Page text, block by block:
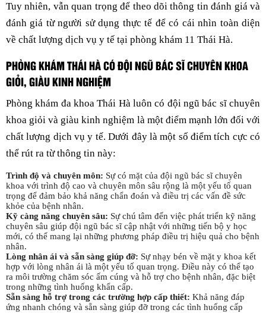
Tuy nhiên, vẫn quan trọng để theo dõi thông tin đánh giá và
đánh giá từ người sử dụng thực tế để có cái nhìn toàn diện
về chất lượng dịch vụ y tế tại phòng khám 11 Thái Hà.
PHÒNG KHÁM THÁI HÀ CÓ ĐỘI NGŨ BÁC SĨ CHUYÊN KHOA
GIỎI, GIÀU KINH NGHIỆM
Phòng khám đa khoa Thái Hà luôn có đội ngũ bác sĩ chuyên
khoa giỏi và giàu kinh nghiệm là một điểm mạnh lớn đối với
chất lượng dịch vụ y tế. Dưới đây là một số điểm tích cực có
thể rút ra từ thông tin này:
Trình độ và chuyên môn: Sự có mặt của đội ngũ bác sĩ chuyên
khoa với trình độ cao và chuyên môn sâu rộng là một yếu tố quan
trọng để đảm bảo khả năng chẩn đoán và điều trị các vấn đề sức
khỏe của bệnh nhân.
Kỹ càng năng chuyên sâu: Sự chú tâm đến việc phát triển kỹ năng
chuyên sâu giúp đội ngũ bác sĩ cập nhật với những tiến bộ y học
mới, có thể mang lại những phương pháp điều trị hiệu quả cho bệnh
nhân.
Lòng nhân ái và sẵn sàng giúp đỡ: Sự nhạy bén về mặt y khoa kết
hợp với lòng nhân ái là một yếu tố quan trọng. Điều này có thể tạo
ra môi trường chăm sóc ấm cúng và hỗ trợ cho bệnh nhân, đặc biệt
trong những tình huống khẩn cấp.
Sẵn sàng hỗ trợ trong các trường hợp cấp thiết: Khả năng đáp
ứng nhanh chóng và sẵn sàng giúp đỡ trong các tình huống cấp